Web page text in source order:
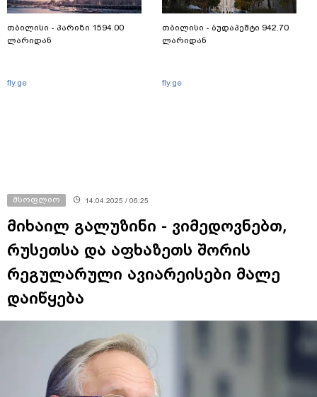
თბილისი - პარიზი 1594.00
ლარიდან
fly.ge
თბილისი - ბუდაპეშტი 942.70
ლარიდან
fly.ge
მსოფლიო 14.04.2025 / 06:25
მიხაილ გალუზინი - ვიმედოვნებთ,
რუსეთსა და აფხაზეთს შორის
რეგულარული ავიარეისები მალე
დაიწყება